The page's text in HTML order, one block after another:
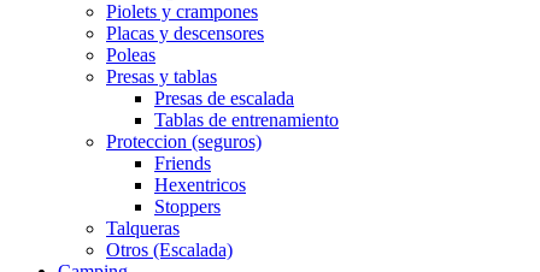
Piolets y crampones
Placas y descensores
Poleas
Presas y tablas
Presas de escalada
Tablas de entrenamiento
Proteccion (seguros)
Friends
Hexentricos
Stoppers
Talqueras
Otros (Escalada)